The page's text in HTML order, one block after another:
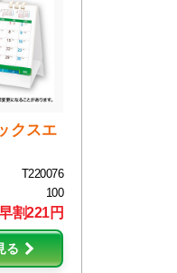
クスエ
T220076
100
割221円
る